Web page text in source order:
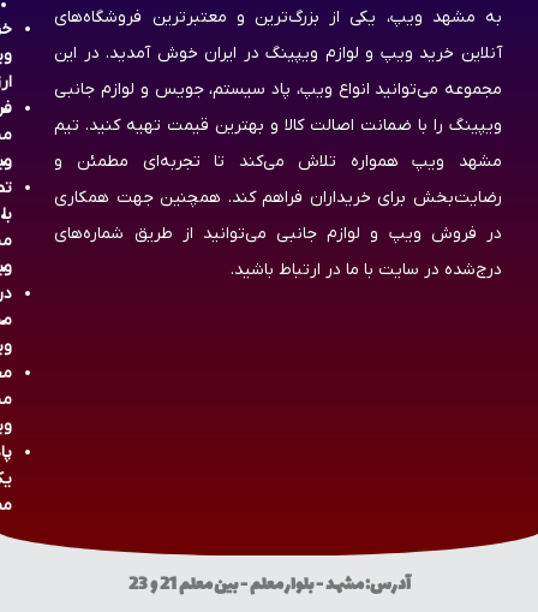
به مشهد ویپ، یکی از بزرگ‌ترین و معتبرترین فروشگاه‌های
آنلاین خرید ویپ و لوازم ویپینگ در ایران خوش آمدید. در این
مجموعه می‌توانید انواع ویپ، پاد سیستم، جویس و لوازم جانبی
ویپینگ را با ضمانت اصالت کالا و بهترین قیمت تهیه کنید. تیم
مشهد ویپ همواره تلاش می‌کند تا تجربه‌ای مطمئن و
رضایت‌بخش برای خریداران فراهم کند. همچنین جهت همکاری
در فروش ویپ و لوازم جانبی می‌توانید از طریق شماره‌های
درج‌شده در سایت با ما در ارتباط باشید.
با
آدرس: مشهد - بلوار معلم - بین معلم 21 و 23